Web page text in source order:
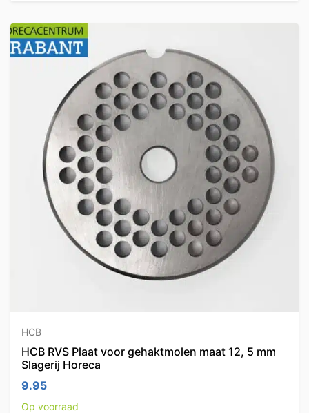
HCB
HCB RVS Plaat voor gehaktmolen maat 12, 5 mm
Slagerij Horeca
9.95
Op voorraad